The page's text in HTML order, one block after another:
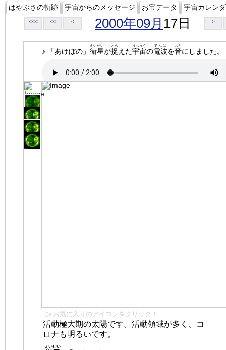
はやぶさの軌跡 宇宙からのメッセージ お宝データ 宇宙カレン
<<< << < 2000年09月 17日 >
♪ 「あけぼの」 衛星
えいせい
が捉
とら
えた宇宙
うちゅう
の電波
でんぱ
を音
おと
にしました。
👈 お気に入りのアイコンをクリック！
活動極大期の太陽です。活動領域が多く、コ
ロナも明るいです。
えいせい